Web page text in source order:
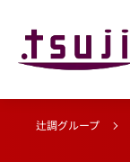
辻調グループ